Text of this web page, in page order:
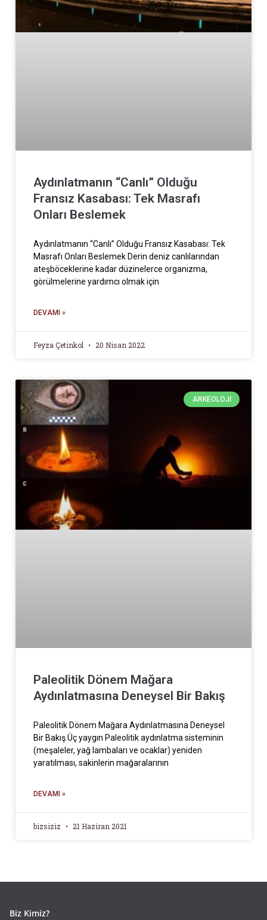
Aydınlatmanın “Canlı” Olduğu
Fransız Kasabası: Tek Masrafı
Onları Beslemek
Aydınlatmanın “Canlı” Olduğu Fransız Kasabası: Tek
Masrafı Onları Beslemek Derin deniz canlılarından
ateşböceklerine kadar düzinelerce organizma,
görülmelerine yardımcı olmak için
DEVAMI »
Feyza Çetinkol 20 Nisan 2022
ARKEOLOJI
Paleolitik Dönem Mağara
Aydınlatmasına Deneysel Bir Bakış
Paleolitik Dönem Mağara Aydınlatmasına Deneysel
Bir Bakış.Üç yaygın Paleolitik aydınlatma sisteminin
(meşaleler, yağ lambaları ve ocaklar) yeniden
yaratılması, sakinlerin mağaralarının
DEVAMI »
bizsiziz 21 Haziran 2021
Biz Kimiz?